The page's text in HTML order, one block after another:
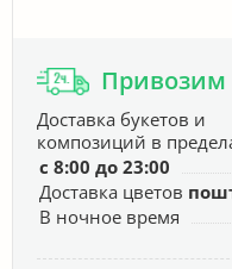
Привозим
Доставка букетов и
композиций в
с 8:00 до 23:00
Доставка цветов
В ночное время